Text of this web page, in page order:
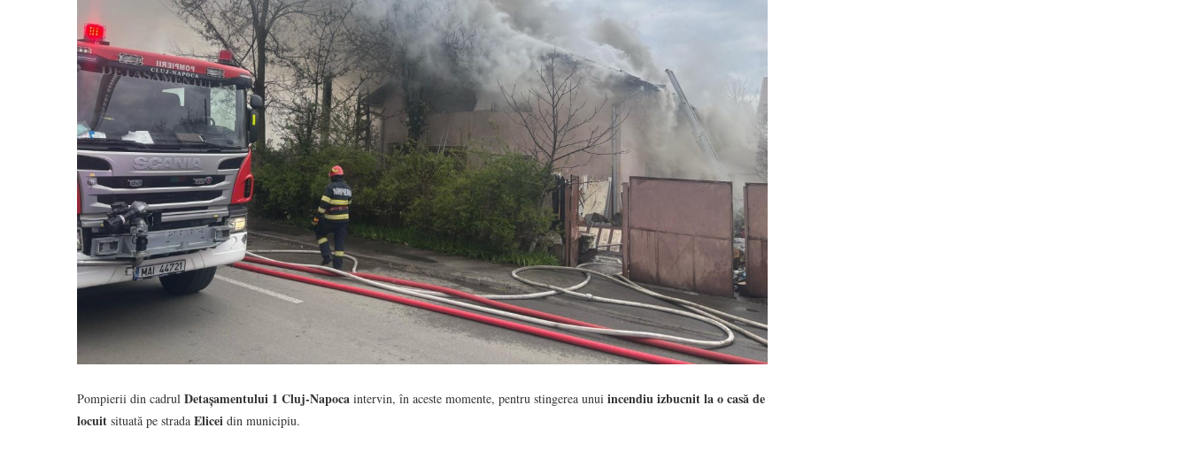
Pompierii din cadrul Detașamentului 1 Cluj-Napoca intervin, în aceste momente, pentru stingerea unui incendiu izbucnit la o casă de
locuit situată pe strada Elicei din municipiu.